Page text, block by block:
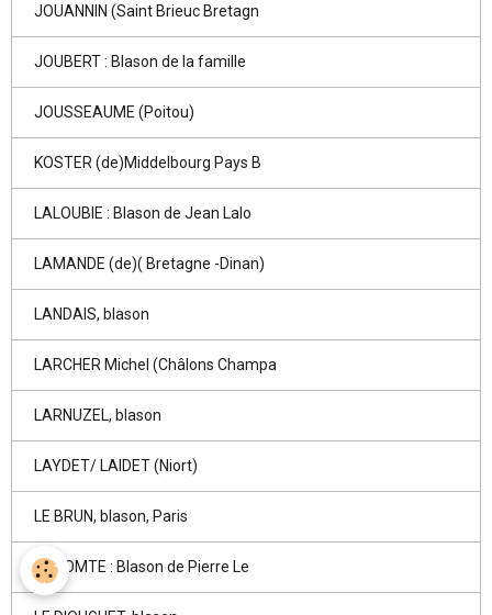
JOUANNIN (Saint Brieuc Bretagn
JOUBERT : Blason de la famille
JOUSSEAUME (Poitou)
KOSTER (de)Middelbourg Pays B
LALOUBIE : Blason de Jean Lalo
LAMANDE (de)( Bretagne -Dinan)
LANDAIS, blason
LARCHER Michel (Châlons Champa
LARNUZEL, blason
LAYDET/ LAIDET (Niort)
LE BRUN, blason, Paris
LE COMTE : Blason de Pierre Le